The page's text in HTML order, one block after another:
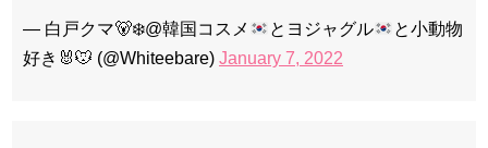
— 白戸クマ🐻‍❄️@韓国コスメ とヨジャグル
と小動物
好き 🐰🐭 (@Whiteebare) January 7, 2022